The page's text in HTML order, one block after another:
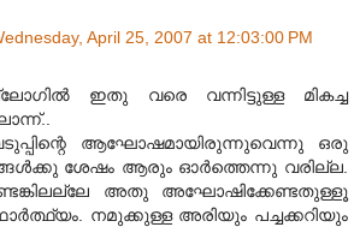
April 25, 2007 at 12:03:00 PM
ഇതു വരെ വന്നിട്ടുള്ള മികച്ച
ആഘോഷമായിരുന്നുവെന്നു ഒരു
ശേഷം ആരും ഓര്‍ത്തെന്നു വരില്ല.
അതു അഘോഷിക്കേണ്ടതുള്ളൂ
നമുക്കുള്ള അരിയും പച്ചക്കറിയും